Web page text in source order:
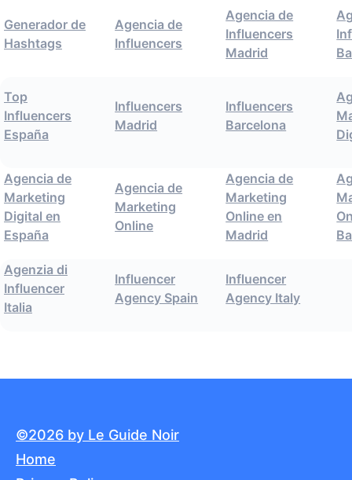
Generador de
Hashtags
Agencia de
Influencers
Agencia de
Influencers
Madrid
Top
Influencers
España
Influencers
Madrid
Influencers
Barcelona
Agencia de
Marketing
Digital en
España
Agencia de
Marketing
Online
Agencia de
Marketing
Online en
Madrid
Agenzia di
Influencer
Italia
Influencer
Agency Spain
Influencer
Agency Italy
©2026 by Le Guide Noir
Home